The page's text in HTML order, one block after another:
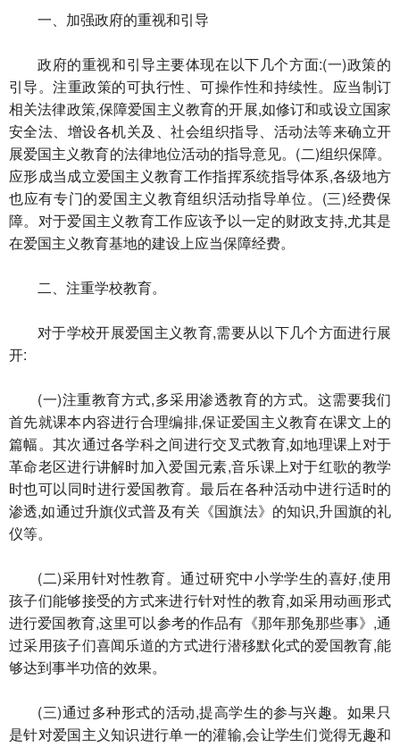
一、加强政府的重视和引导
政府的重视和引导主要体现在以下几个方面:(一)政策的
引导。注重政策的可执行性、可操作性和持续性。应当制订
相关法律政策,保障爱国主义教育的开展,如修订和或设立国家
安全法、增设各机关及、社会组织指导、活动法等来确立开
展爱国主义教育的法律地位活动的指导意见。(二)组织保障。
应形成当成立爱国主义教育工作指挥系统指导体系,各级地方
也应有专门的爱国主义教育组织活动指导单位。(三)经费保
障。对于爱国主义教育工作应该予以一定的财政支持,尤其是
在爱国主义教育基地的建设上应当保障经费。
二、注重学校教育。
对于学校开展爱国主义教育,需要从以下几个方面进行展
开:
(一)注重教育方式,多采用渗透教育的方式。这需要我们
首先就课本内容进行合理编排,保证爱国主义教育在课文上的
篇幅。其次通过各学科之间进行交叉式教育,如地理课上对于
革命老区进行讲解时加入爱国元素,音乐课上对于红歌的教学
时也可以同时进行爱国教育。最后在各种活动中进行适时的
渗透,如通过升旗仪式普及有关《国旗法》的知识,升国旗的礼
仪等。
(二)采用针对性教育。通过研究中小学学生的喜好,使用
孩子们能够接受的方式来进行针对性的教育,如采用动画形式
进行爱国教育,这里可以参考的作品有《那年那兔那些事》,通
过采用孩子们喜闻乐道的方式进行潜移默化式的爱国教育,能
够达到事半功倍的效果。
(三)通过多种形式的活动,提高学生的参与兴趣。如果只
是针对爱国主义知识进行单一的灌输,会让学生们觉得无趣和